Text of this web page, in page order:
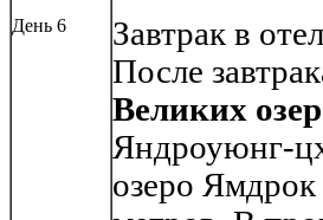
День 6
Завтрак в
После
Великих
Яндроуюнг-
озеро